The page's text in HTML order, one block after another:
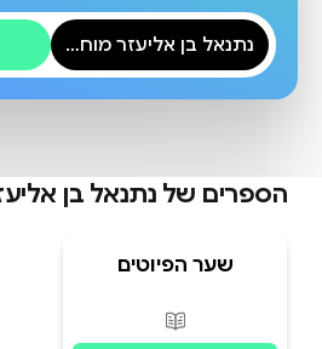
נתנאל בן אליעזר מוחוני
הספרים של נתנאל בן
שער הפיוטים
פורמטים זמינים